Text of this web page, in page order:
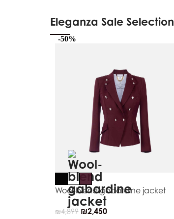
Eleganza Sale Selection
-50%
Wool-blend gabardine jacket
₪4,899 ₪2,450